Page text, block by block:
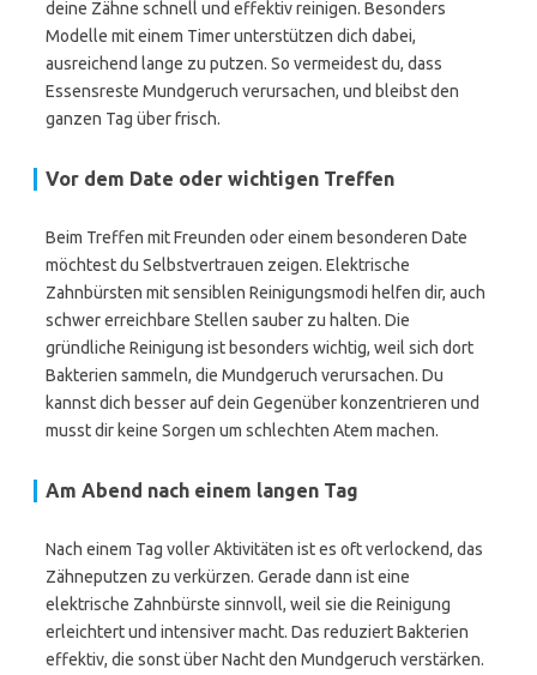
deine Zähne schnell und effektiv reinigen. Besonders
Modelle mit einem Timer unterstützen dich dabei,
ausreichend lange zu putzen. So vermeidest du, dass
Essensreste Mundgeruch verursachen, und bleibst den
ganzen Tag über frisch.
Vor dem Date oder wichtigen Treffen
Beim Treffen mit Freunden oder einem besonderen Date
möchtest du Selbstvertrauen zeigen. Elektrische
Zahnbürsten mit sensiblen Reinigungsmodi helfen dir, auch
schwer erreichbare Stellen sauber zu halten. Die
gründliche Reinigung ist besonders wichtig, weil sich dort
Bakterien sammeln, die Mundgeruch verursachen. Du
kannst dich besser auf dein Gegenüber konzentrieren und
musst dir keine Sorgen um schlechten Atem machen.
Am Abend nach einem langen Tag
Nach einem Tag voller Aktivitäten ist es oft verlockend, das
Zähneputzen zu verkürzen. Gerade dann ist eine
elektrische Zahnbürste sinnvoll, weil sie die Reinigung
erleichtert und intensiver macht. Das reduziert Bakterien
effektiv, die sonst über Nacht den Mundgeruch verstärken.